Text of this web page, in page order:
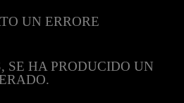
UN ERRORE
SE HA PRODUCIDO UN